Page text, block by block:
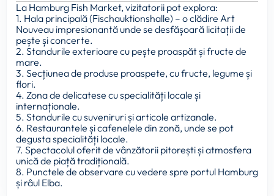
La Hamburg Fish Market, vizitatorii pot explora:
1. Hala principală (Fischauktionshalle) – o clădire Art
Nouveau impresionantă unde se desfășoară licitații de
pește și concerte.
2. Standurile exterioare cu pește proaspăt și fructe de
mare.
3. Secțiunea de produse proaspete, cu fructe, legume și
flori.
4. Zona de delicatese cu specialități locale și
internaționale.
5. Standurile cu suveniruri și articole artizanale.
6. Restaurantele și cafenelele din zonă, unde se pot
degusta specialități locale.
7. Spectacolul oferit de vânzătorii pitorești și atmosfera
unică de piață tradițională.
8. Punctele de observare cu vedere spre portul Hamburg
și râul Elba.